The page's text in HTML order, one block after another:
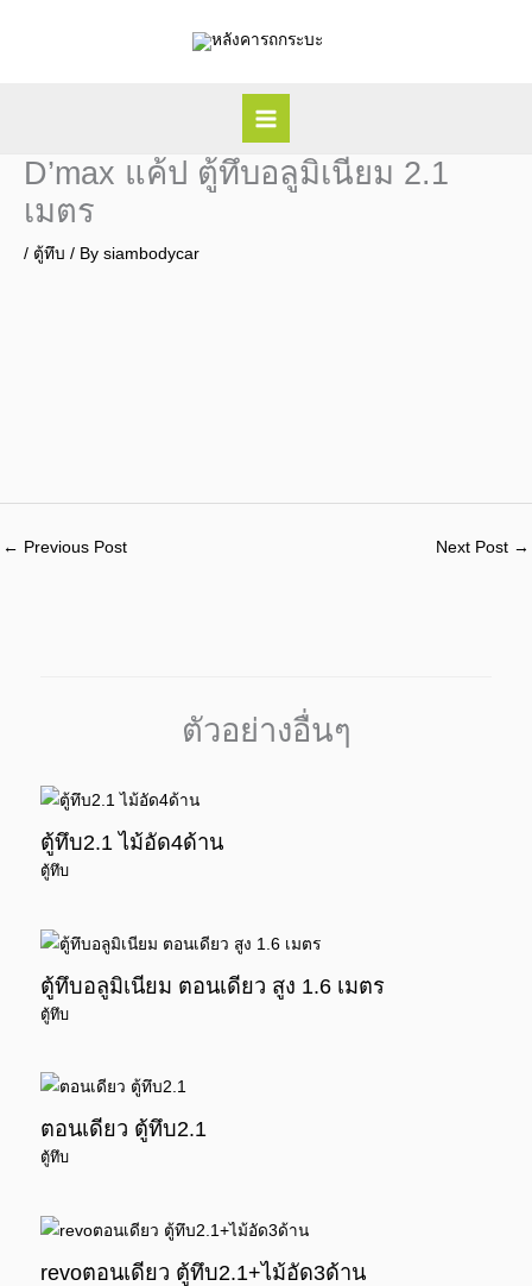
D’max แค้ป ตู้ทึบอลูมิเนียม 2.1
เมตร
/ ตู้ทึบ / By siambodycar
← Previous Post Next Post →
ตัวอย่างอื่นๆ
ตู้ทึบ2.1 ไม้อัด4ด้าน
ตู้ทึบ
ตู้ทึบอลูมิเนียม ตอนเดียว สูง 1.6 เมตร
ตู้ทึบ
ตอนเดียว ตู้ทึบ2.1
ตู้ทึบ
revoตอนเดียว ตู้ทึบ2.1+ไม้อัด3ด้าน